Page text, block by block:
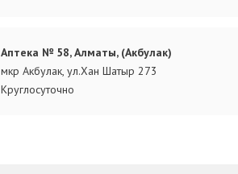
Аптека № 58, Алматы, (Акбулак)
мкр Акбулак, ул.Хан Шатыр 273
Круглосуточно